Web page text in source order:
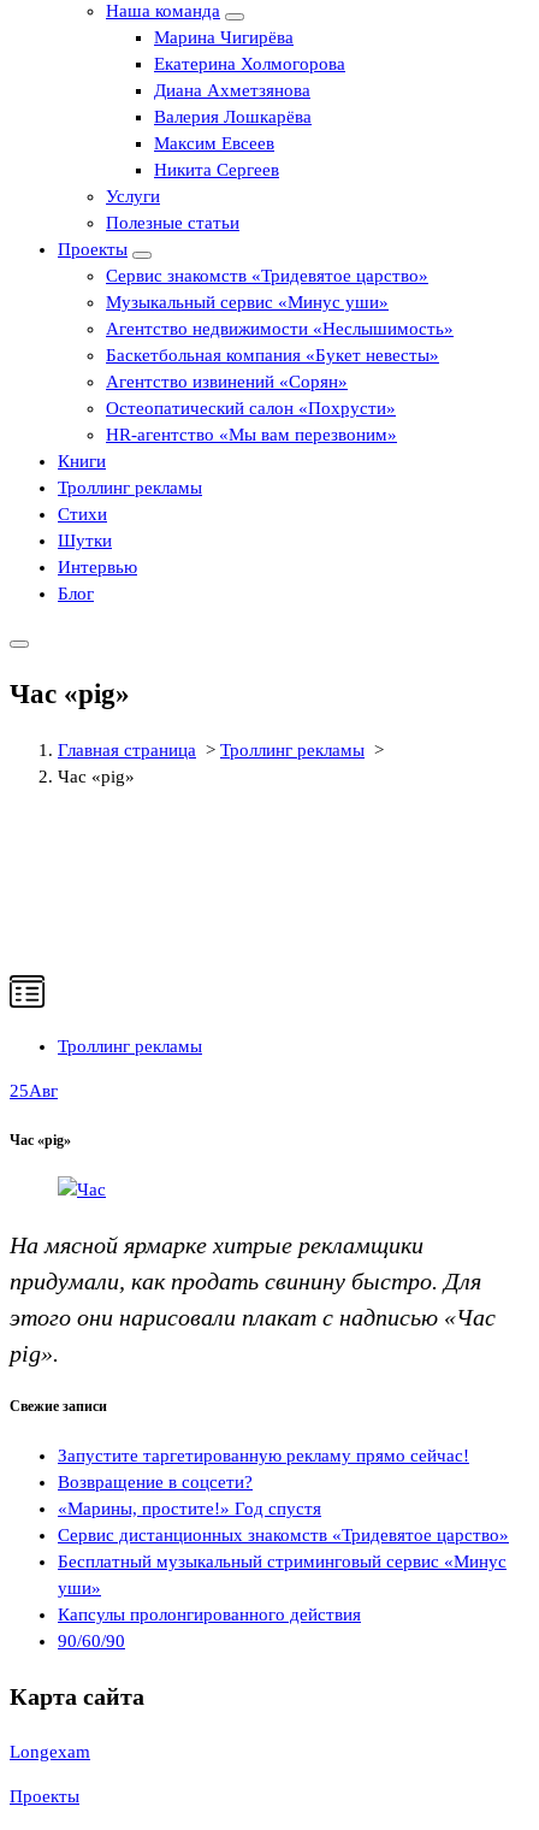
Наша команда
Марина Чигирёва
Екатерина Холмогорова
Диана Ахметзянова
Валерия Лошкарёва
Максим Евсеев
Никита Сергеев
Услуги
Полезные статьи
Проекты
Сервис знакомств «Тридевятое царство»
Музыкальный сервис «Минус уши»
Агентство недвижимости «Неслышимость»
Баскетбольная компания «Букет невесты»
Агентство извинений «Сорян»
Остеопатический салон «Похрусти»
HR-агентство «Мы вам перезвоним»
Книги
Троллинг рекламы
Стихи
Шутки
Интервью
Блог
Час «pig»
Главная страница > Троллинг рекламы >
Час «pig»
Троллинг рекламы
25Авг
Час «pig»
На мясной ярмарке хитрые рекламщики
придумали, как продать свинину быстро. Для
этого они нарисовали плакат с надписью «Час
pig».
Свежие записи
Запустите таргетированную рекламу прямо сейчас!
Возвращение в соцсети?
«Марины, простите!» Год спустя
Сервис дистанционных знакомств «Тридевятое царство»
Бесплатный музыкальный стриминговый сервис «Минус
уши»
Капсулы пролонгированного действия
90/60/90
Карта сайта
Longexam
Проекты